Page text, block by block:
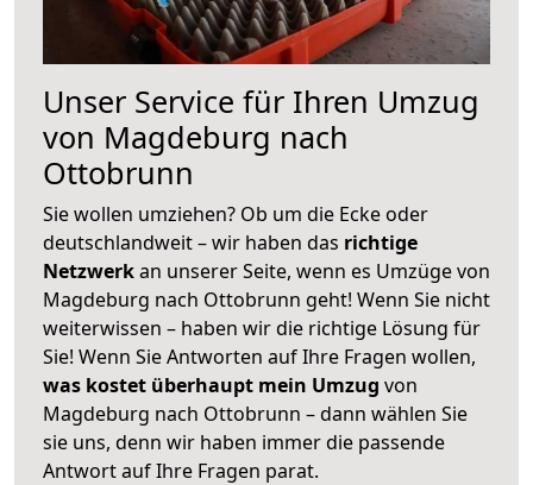
Unser Service für Ihren Umzug
von Magdeburg nach
Ottobrunn
Sie wollen umziehen? Ob um die Ecke oder
deutschlandweit – wir haben das richtige
Netzwerkan unserer Seite, wenn es Umzüge von
Magdeburg nach Ottobrunn geht! Wenn Sie nicht
weiterwissen – haben wir die richtige Lösung für
Sie! Wenn Sie Antworten auf Ihre Fragen wollen,
was kostet überhaupt mein Umzug von
Magdeburg nach Ottobrunn – dann wählen Sie
sie uns, denn wir haben immer die passende
Antwort auf Ihre Fragen parat.